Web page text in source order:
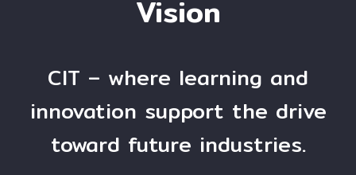
Vision
CIT – where learning and
innovation support the drive
toward future industries.